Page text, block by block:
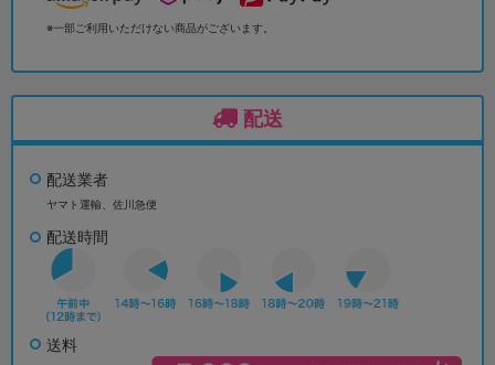
※一部ご利用いただけない商品がございます。
配送
配送業者
ヤマト運輸、佐川急便
配送時間
送料